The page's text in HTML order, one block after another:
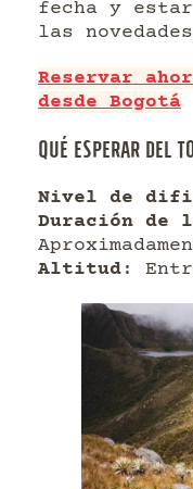
fecha y
las
Reservar
desde Bogotá
QUÉ ESPERAR DEL
Nivel de
Duración de
Altitud :